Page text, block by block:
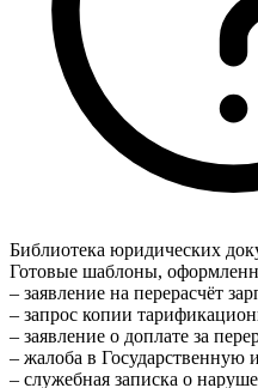
Библиотека юридических
Готовые шаблоны,
– заявление на перерасчёт
– запрос копии
– заявление о доплате за
– жалоба в Государственную
– служебная записка о